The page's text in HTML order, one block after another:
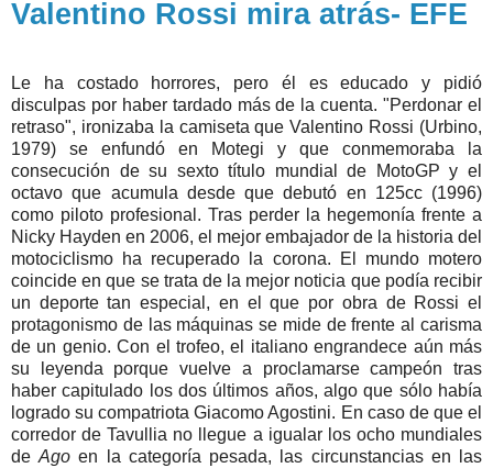
Valentino Rossi mira atrás- EFE
Le ha costado horrores, pero él es educado y pidió
disculpas por haber tardado más de la cuenta. "Perdonar el
retraso", ironizaba la camiseta que Valentino Rossi (Urbino,
1979) se enfundó en Motegi y que conmemoraba la
consecución de su sexto título mundial de MotoGP y el
octavo que acumula desde que debutó en 125cc (1996)
como piloto profesional. Tras perder la hegemonía frente a
Nicky Hayden en 2006, el mejor embajador de la historia del
motociclismo ha recuperado la corona. El mundo motero
coincide en que se trata de la mejor noticia que podía recibir
un deporte tan especial, en el que por obra de Rossi el
protagonismo de las máquinas se mide de frente al carisma
de un genio. Con el trofeo, el italiano engrandece aún más
su leyenda porque vuelve a proclamarse campeón tras
haber capitulado los dos últimos años, algo que sólo había
logrado su compatriota Giacomo Agostini. En caso de que el
corredor de Tavullia no llegue a igualar los ocho mundiales
deAgoen la categoría pesada, las circunstancias en las